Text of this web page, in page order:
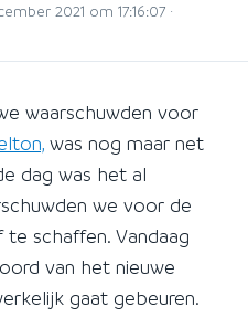
2021 om 17:16:07 ·
waarschuwden voor
was nog maar net
dag was het al
we voor de
schaffen. Vandaag
van het nieuwe
gaat gebeuren.